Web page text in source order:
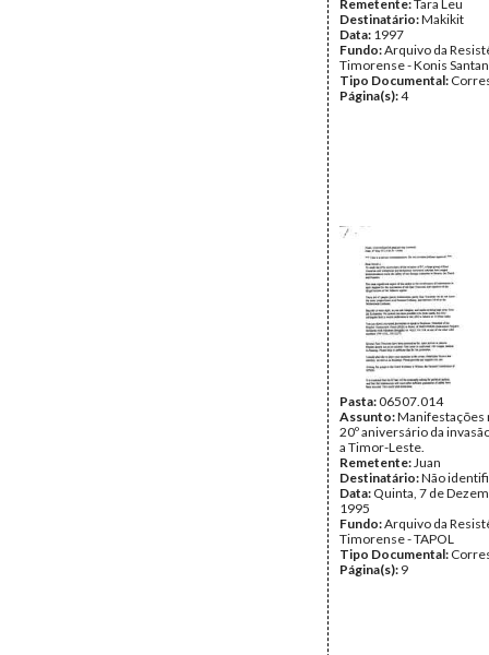
Remetente:Tara Leu
Destinatário:Makikit
Data: 1997
Fundo:Arquivo da
Timorense - Konis
Tipo Documental:
Página(s):4
Pasta:06507.014
Assunto:Manifestações
20º aniversário da
a Timor-Leste.
Remetente:Juan
Destinatário:Não
Data: Quinta, 7 de
1995
Fundo:Arquivo da
Timorense - TAPOL
Tipo Documental:
Página(s): 9